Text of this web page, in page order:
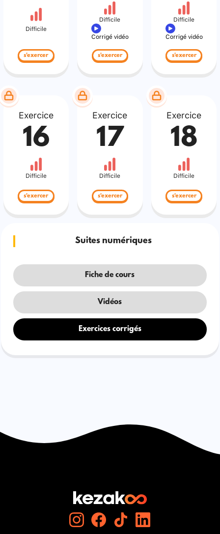
Difficile
s'exercer
Difficile
Corrigé vidéo
s'exercer
Difficile
Corrigé vidéo
s'exercer
Exercice
16
Difficile
s'exercer
Exercice
17
Difficile
s'exercer
Exercice
18
Difficile
s'exercer
Suites numériques
Fiche de cours
Vidéos
Exercices corrigés